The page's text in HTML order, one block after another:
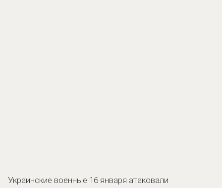
Украинские военные 16 января атаковали